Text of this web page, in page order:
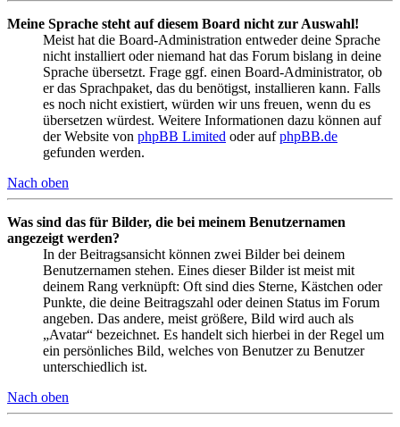
Meine Sprache steht auf diesem Board nicht zur Auswahl!
Meist hat die Board-Administration entweder deine Sprache
nicht installiert oder niemand hat das Forum bislang in deine
Sprache übersetzt. Frage ggf. einen Board-Administrator, ob
er das Sprachpaket, das du benötigst, installieren kann. Falls
es noch nicht existiert, würden wir uns freuen, wenn du es
übersetzen würdest. Weitere Informationen dazu können auf
der Website von phpBB Limited oder aufphpBB.de
gefunden werden.
Nach oben
Was sind das für Bilder, die bei meinem Benutzernamen
angezeigt werden?
In der Beitragsansicht können zwei Bilder bei deinem
Benutzernamen stehen. Eines dieser Bilder ist meist mit
deinem Rang verknüpft: Oft sind dies Sterne, Kästchen oder
Punkte, die deine Beitragszahl oder deinen Status im Forum
angeben. Das andere, meist größere, Bild wird auch als
„Avatar“ bezeichnet. Es handelt sich hierbei in der Regel um
ein persönliches Bild, welches von Benutzer zu Benutzer
unterschiedlich ist.
Nach oben